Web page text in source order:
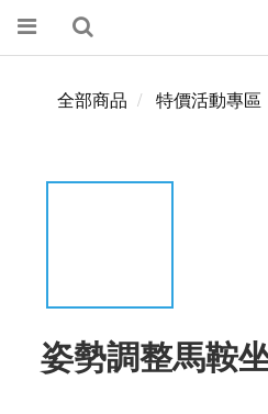
全部商品 特價活動專區
姿勢調整馬鞍